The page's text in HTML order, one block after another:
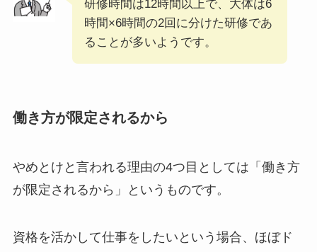
研修時間は12時間以上で、大体は6
時間×6時間の2回に分けた研修であ
ることが多いようです。
働き方が限定されるから
やめとけと言われる理由の4つ目としては「働き方
が限定されるから」というものです。
資格を活かして仕事をしたいという場合、ほぼド